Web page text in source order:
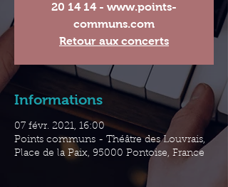
20 14 14 - www.points-
communs.com
Retour aux concerts
Informations
07 févr. 2021, 16:00
Points communs - Théâtre des Louvrais,
Place de la Paix, 95000 Pontoise, France